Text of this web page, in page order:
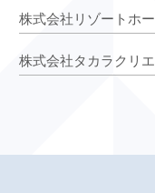
株式会社リゾートホ
株式会社タカラクリ